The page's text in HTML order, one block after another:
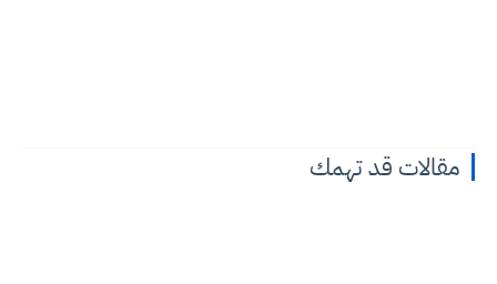
مقالات قد تهمك